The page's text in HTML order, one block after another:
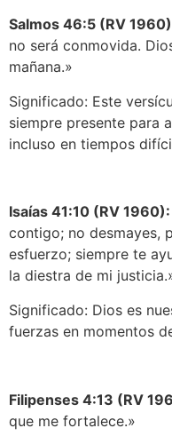
Salmos 46:5 (RV
no será conmovida.
mañana.»
Significado: Este
siempre presente para
incluso en tiempos
Isaías 41:10 (RV 1960):
contigo; no desmayes,
esfuerzo; siempre te
la diestra de mi
Significado: Dios es
fuerzas en momentos
Filipenses 4:13 (RV
que me fortalece.»